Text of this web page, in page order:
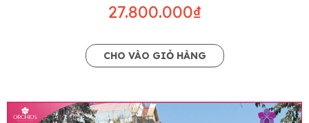
27.800.000₫
CHO VÀO GIỎ HÀNG